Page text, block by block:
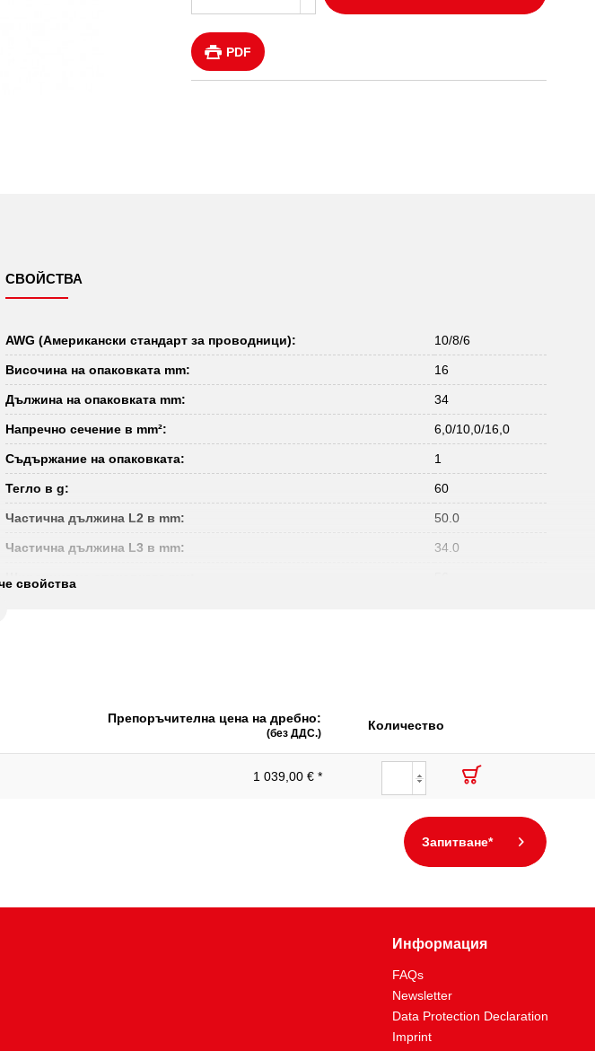
PDF
СВОЙСТВА
AWG (Американски стандарт за проводници): 10/8/6
Височина на опаковката mm: 16
Дължина на опаковката mm: 34
Напречно сечение в mm²: 6,0/10,0/16,0
Съдържание на опаковката: 1
Тегло в g: 60
Частична дължина L2 в mm: 50.0
Частична дължина L3 в mm: 34.0
Широчина на опаковката mm:
свойства
Препоръчителна цена на дребно:
(без ДДС.)
Количество
1 039,00 € *
Запитване*
Информация
FAQs
Newsletter
Data Protection Declaration
Imprint